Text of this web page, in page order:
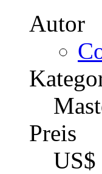
Autor
Preis
US$